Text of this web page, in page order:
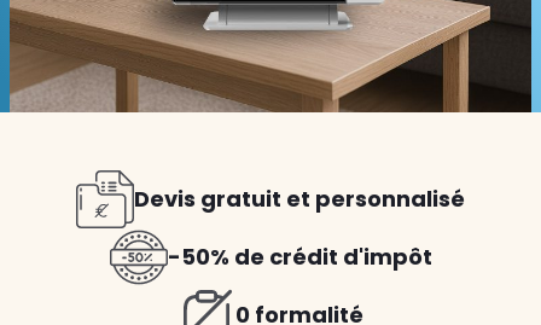
Devis gratuit et personnalisé
-50% de crédit d'impôt
0 formalité